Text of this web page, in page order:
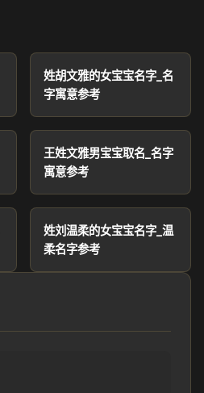
姓胡文雅的女宝宝名字_名
字寓意参考
王姓文雅男宝宝取名_名字
寓意参考
姓刘温柔的女宝宝名字_温
柔名字参考